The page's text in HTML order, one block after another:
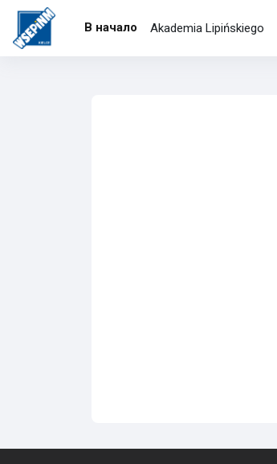
Перейти к основному содержанию
В начало
Akademia Lipińskiego